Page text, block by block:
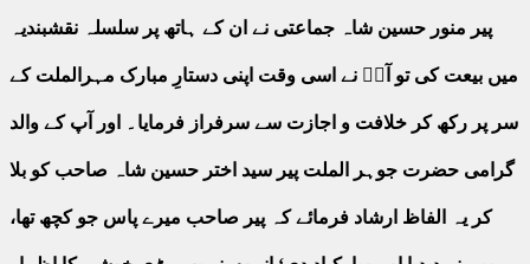
پیر منور حسین شاہ جماعتی نے ان کے ہاتھ پر سلسلہ نقشبندیہ
میں بیعت کی تو آپؒ نے اسی وقت اپنی دستارِ مبارک مہرالملت کے
سر پر رکھ کر خلافت و اجازت سے سرفراز فرمایا۔ اور آپ کے والد
گرامی حضرت جوہر الملت پیر سید اختر حسین شاہ صاحب کو بلا
کر یہ الفاظ ارشاد فرمائے کہ پیر صاحب میرے پاس جو کچھ تھا،